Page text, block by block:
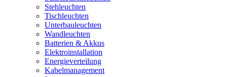
Stehleuchten
Tischleuchten
Unterbauleuchten
Wandleuchten
Batterien & Akkus
Elektroinstallation
Energieverteilung
Kabelmanagement